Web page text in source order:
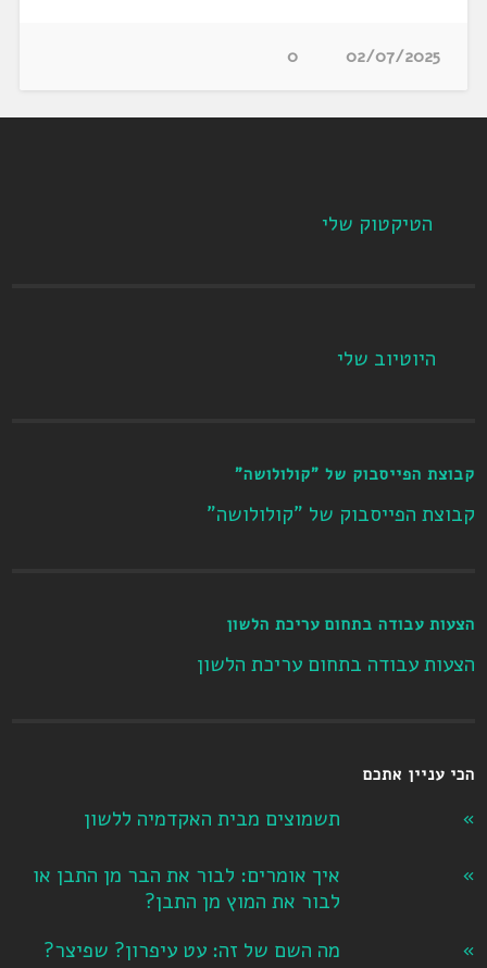
02/07/2025
0
הטיקטוק שלי
היוטיוב שלי
קבוצת הפייסבוק של "קולולושה"
קבוצת הפייסבוק של "קולולושה"
הצעות עבודה בתחום עריכת הלשון
הצעות עבודה בתחום עריכת הלשון
הכי עניין אתכם
תשמוצים מבית האקדמיה ללשון
איך אומרים: לבור את הבר מן התבן או
לבור את המוץ מן התבן?
מה השם של זה: עט עיפרון? שפיצר?